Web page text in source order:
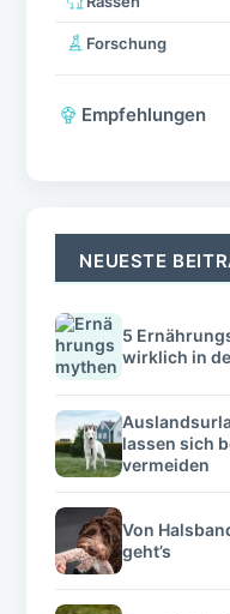
Forschung
Empfehlungen
NEUESTE
5
wirklich in
lassen sich
vermeiden
Von
geht’s